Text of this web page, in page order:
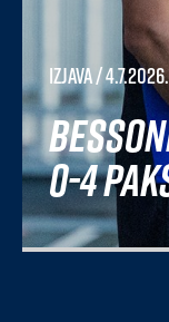
Izjava/ 4.7.2026.
0-4